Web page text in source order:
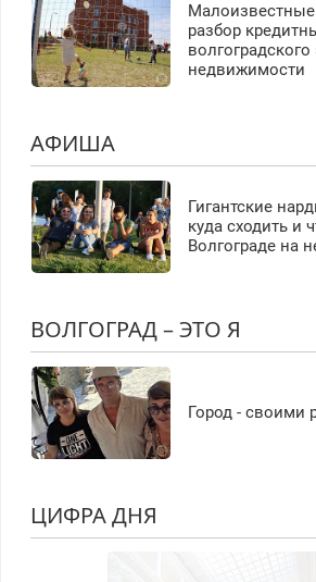
разбор
волгоградского
недвижимости
АФИША
Гигантские
куда сходить и
Волгограде на
ВОЛГОГРАД – ЭТО Я
Город - своими
ЦИФРА ДНЯ